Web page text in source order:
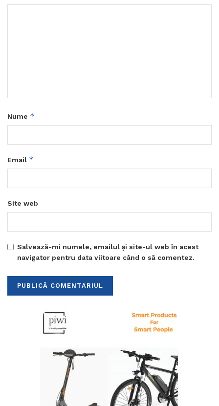
Nume *
Email *
Site web
Salvează-mi numele, emailul și site-ul web în acest
navigator pentru data viitoare când o să comentez.